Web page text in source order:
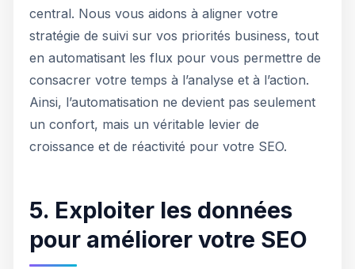
central. Nous vous aidons à aligner votre
stratégie de suivi sur vos priorités business, tout
en automatisant les flux pour vous permettre de
consacrer votre temps à l’analyse et à l’action.
Ainsi, l’automatisation ne devient pas seulement
un confort, mais un véritable levier de
croissance et de réactivité pour votre SEO.
5. Exploiter les données
pour améliorer votre SEO